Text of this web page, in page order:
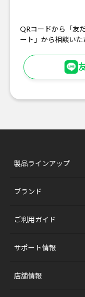
QRコードから「友
ート」から相談いた
製品ラインアップ
ブランド
ご利用ガイド
サポート情報
店舗情報